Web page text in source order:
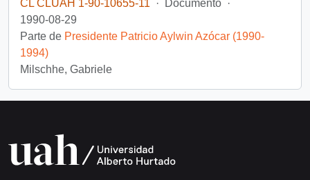
CL CLUAH 1-90-10655-11
· Documento ·
1990-08-29
Parte de Presidente Patricio Aylwin Azócar (1990-
1994)
Milschhe, Gabriele